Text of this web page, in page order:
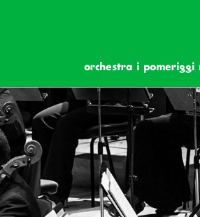
orchestra i pomeriggi